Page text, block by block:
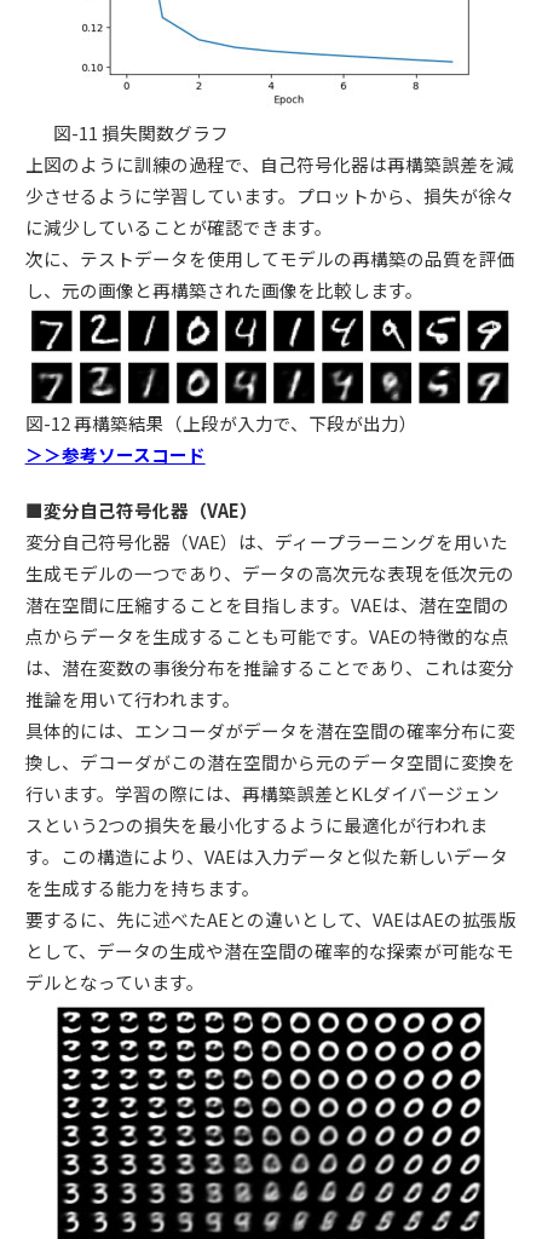
図-11 損失関数グラフ
上図のように訓練の過程で、自己符号化器は再構築誤差を減
少させるように学習しています。プロットから、損失が徐々
に減少していることが確認できます。
次に、テストデータを使用してモデルの再構築の品質を評価
し、元の画像と再構築された画像を比較します。
図-12 再構築結果（上段が入力で、下段が出力）
＞＞参考ソースコード
■変分自己符号化器（VAE）
変分自己符号化器（VAE）は、ディープラーニングを用いた
生成モデルの一つであり、データの高次元な表現を低次元の
潜在空間に圧縮することを目指します。VAEは、潜在空間の
点からデータを生成することも可能です。VAEの特徴的な点
は、潜在変数の事後分布を推論することであり、これは変分
推論を用いて行われます。
具体的には、エンコーダがデータを潜在空間の確率分布に変
換し、デコーダがこの潜在空間から元のデータ空間に変換を
行います。学習の際には、再構築誤差とKLダイバージェン
スという2つの損失を最小化するように最適化が行われま
す。この構造により、VAEは入力データと似た新しいデータ
を生成する能力を持ちます。
要するに、先に述べたAEとの違いとして、VAEはAEの拡張版
として、データの生成や潜在空間の確率的な探索が可能なモ
デルとなっています。